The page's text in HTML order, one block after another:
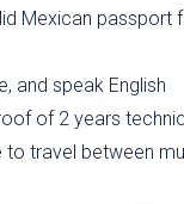
Mexican passport
and speak English
of 2 years
to travel between